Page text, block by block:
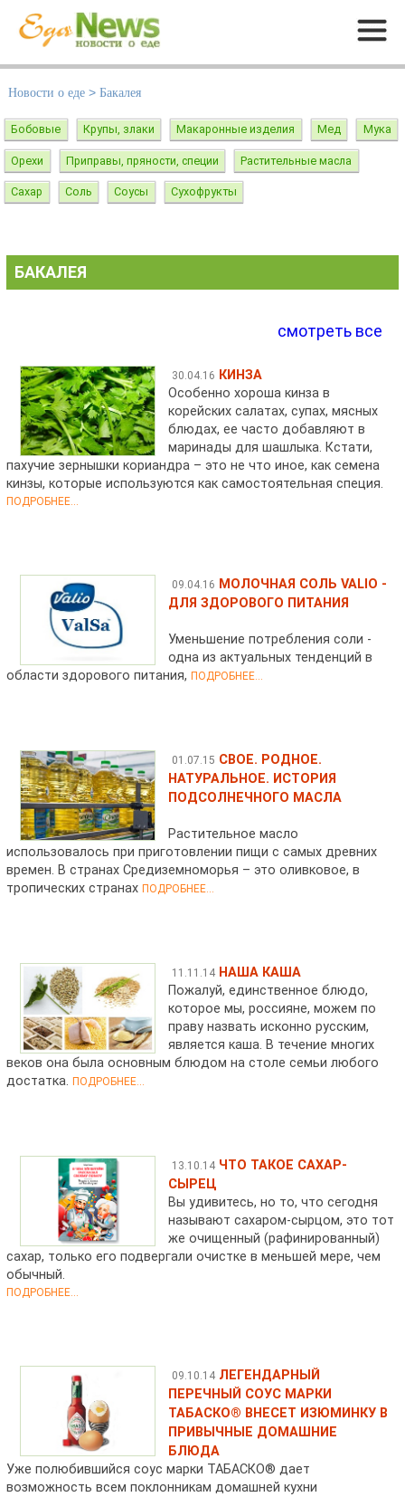
Меню
Новости о еде > Бакалея
Бобовые Крупы, злаки Макаронные изделия Мед Мука
Орехи Приправы, пряности, специи Растительные масла
Сахар Соль Соусы Сухофрукты
БАКАЛЕЯ
смотреть все
30.04.16 КИНЗА
Особенно хороша кинза в
корейских салатах, супах, мясных
блюдах, ее часто добавляют в
маринады для шашлыка. Кстати,
пахучие зернышки кориандра – это не что иное, как семена
кинзы, которые используются как самостоятельная специя.
ПОДРОБНЕЕ...
09.04.16 МОЛОЧНАЯ СОЛЬ VALIO -
ДЛЯ ЗДОРОВОГО ПИТАНИЯ
Уменьшение потребления соли -
одна из актуальных тенденций в
области здорового питания,ПОДРОБНЕЕ...
01.07.15 СВОЕ. РОДНОЕ.
НАТУРАЛЬНОЕ. ИСТОРИЯ
ПОДСОЛНЕЧНОГО МАСЛА
Растительное масло
использовалось при приготовлении пищи с самых древних
времен. В странах Средиземноморья – это оливковое, в
тропических странахПОДРОБНЕЕ...
11.11.14 НАША КАША
Пожалуй, единственное блюдо,
которое мы, россияне, можем по
праву назвать исконно русским,
является каша. В течение многих
веков она была основным блюдом на столе семьи любого
достатка.ПОДРОБНЕЕ...
13.10.14 ЧТО ТАКОЕ САХАР-
СЫРЕЦ
Вы удивитесь, но то, что сегодня
называют сахаром-сырцом, это тот
же очищенный (рафинированный)
сахар, только его подвергали очистке в меньшей мере, чем
обычный.
ПОДРОБНЕЕ...
09.10.14 ЛЕГЕНДАРНЫЙ
ПЕРЕЧНЫЙ СОУС МАРКИ
ТАБАСКО® ВНЕСЕТ ИЗЮМИНКУ В
ПРИВЫЧНЫЕ ДОМАШНИЕ
БЛЮДА
Уже полюбившийся соус марки ТАБАСКО® дает
возможность всем поклонникам домашней кухни